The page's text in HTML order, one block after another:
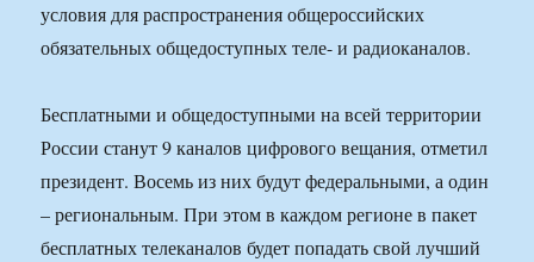
условия для распространения общероссийских
обязательных общедоступных теле- и радиоканалов.
Бесплатными и общедоступными на всей территории
России станут 9 каналов цифрового вещания, отметил
президент. Восемь из них будут федеральными, а один
– региональным. При этом в каждом регионе в пакет
бесплатных телеканалов будет попадать свой лучший